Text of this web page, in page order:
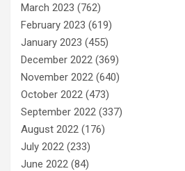
March 2023 (762)
February 2023 (619)
January 2023 (455)
December 2022 (369)
November 2022 (640)
October 2022 (473)
September 2022 (337)
August 2022 (176)
July 2022 (233)
June 2022 (84)